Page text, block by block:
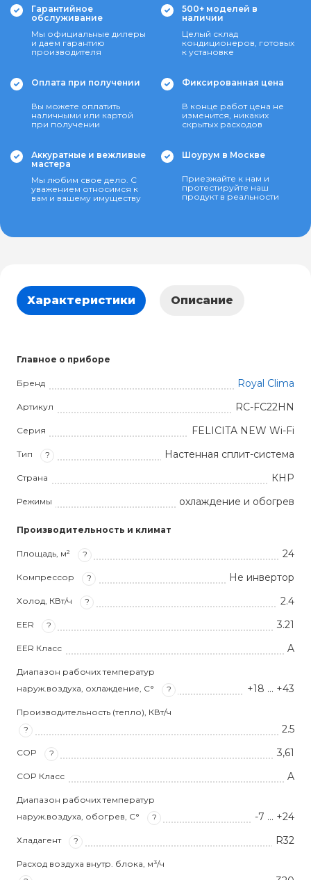
Гарантийное
обслуживание
Мы официальные дилеры
и даем гарантию
производителя
500+ моделей в
наличии
Целый склад
кондиционеров, готовых
к установке
Оплата при получении
Вы можете оплатить
наличными или картой
при получении
Фиксированная цена
В конце работ цена не
изменится, никаких
скрытых расходов
Аккуратные и вежливые
мастера
Мы любим свое дело. С
уважением относимся к
вам и вашему имуществу
Шоурум в Москве
Приезжайте к нам и
протестируйте наш
продукт в реальности
Характеристики Описание
Главное о приборе
Бренд Royal Clima
Артикул RC-FC22HN
Серия FELICITA NEW Wi-Fi
Тип ? Настенная сплит-система
Страна КНР
Режимы охлаждение и обогрев
Производительность и климат
Площадь, м² ? 24
Компрессор ? Не инвертор
Холод, КВт/ч ? 2.4
EER ? 3.21
EER Класс A
Диапазон рабочих температур
наруж.воздуха, охлаждение, С°
? +18 ... +43
Производительность (тепло), КВт/ч
?
2.5
COP ? 3,61
COP Класс A
Диапазон рабочих температур
наруж.воздуха, обогрев, С°
? -7 ... +24
Хладагент ? R32
Расход воздуха внутр. блока, м³/ч